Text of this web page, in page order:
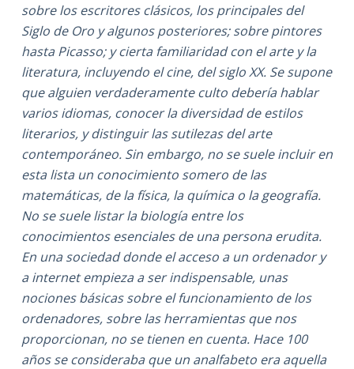
sobre los escritores clásicos, los principales del
Siglo de Oro y algunos posteriores; sobre pintores
hasta Picasso; y cierta familiaridad con el arte y la
literatura, incluyendo el cine, del siglo XX. Se supone
que alguien verdaderamente culto debería hablar
varios idiomas, conocer la diversidad de estilos
literarios, y distinguir las sutilezas del arte
contemporáneo. Sin embargo, no se suele incluir en
esta lista un conocimiento somero de las
matemáticas, de la física, la química o la geografía.
No se suele listar la biología entre los
conocimientos esenciales de una persona erudita.
En una sociedad donde el acceso a un ordenador y
a internet empieza a ser indispensable, unas
nociones básicas sobre el funcionamiento de los
ordenadores, sobre las herramientas que nos
proporcionan, no se tienen en cuenta. Hace 100
años se consideraba que un analfabeto era aquella